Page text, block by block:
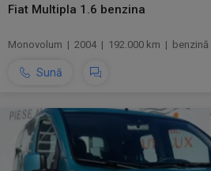
Fiat Multipla 1.6 benzina
Monovolum | 2004 | 192.000 km | benzină
Sună